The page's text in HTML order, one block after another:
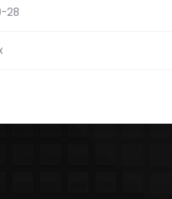
28